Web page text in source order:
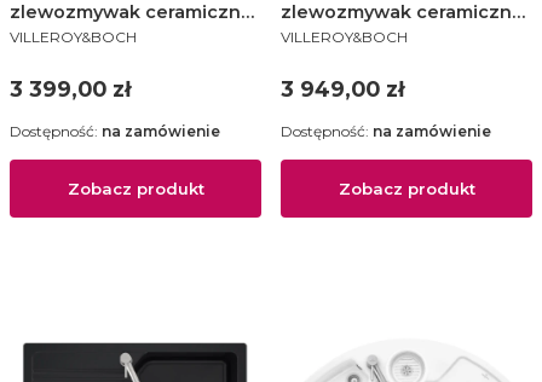
zlewozmywak ceramiczny
510x1000 KM white alpin -
PRODUCENT
VILLEROY&BOCH
Cena
3 399,00 zł
Zobacz produkt
Dostępność: na zamówienie
zlewozmywak ceramiczny
510x1000 KA pure black -
PRODUCENT
VILLEROY&BOCH
Cena
3 949,00 zł
Zobacz produkt
Dostępność: na zamówienie